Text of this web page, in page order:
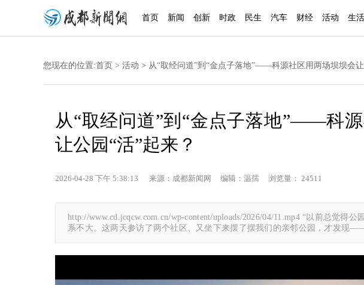
首页 新闻 创新 时政 民生 汽车 财经 活动 生活
您现在的位置:首页 > 活动 > 从“取经问道”到“金点子落地”——科源社区用两场坝坝会让
从“取经问道”到“金点子落地”——科
让公园“活”起来？
2026-04-28 下午 5:38:13 来源：成都新闻网 编辑：温孺 浏览量： 24511
http://www.cd.jcqcw.com.cn/wp-content/uploads/2026/04/11.mp4 “以前总觉得
系不大。这两天参访了两个社区、又坐下来摆了摆我们的亲邻公园，才发